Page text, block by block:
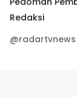
Redaksi
@radartvnews